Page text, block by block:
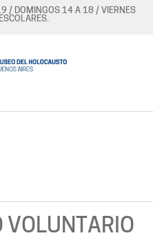
/ DOMINGOS 14 A 18 / VIERNES
VOLUNTARIO